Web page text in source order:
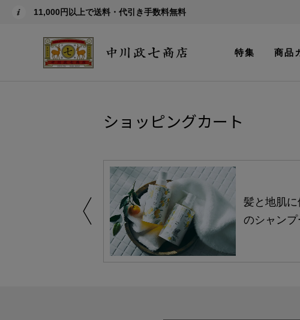
11,000円以上で送料・代引き手数料無料
特集 商品
ショッピングカート
髪と地肌
のシャンプ